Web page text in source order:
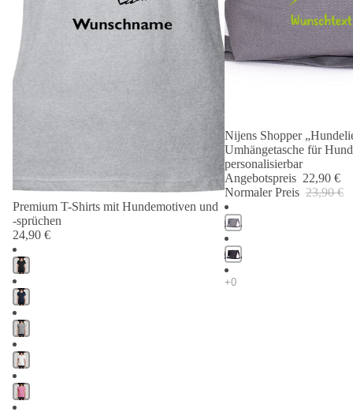
Premium T-Shirts mit Hundemotiven und
-sprüchen
24,90 €
Angebot 🐾
Nijens Shopper
Umhängetasche für
personalisierbar
Angebotspreis 22,90 €
Normaler Preis 23,90 €